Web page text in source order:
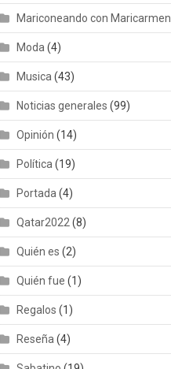
Mariconeando con Maricarmen
Moda (4)
Musica (43)
Noticias generales (99)
Opinión (14)
Política (19)
Portada (4)
Qatar2022 (8)
Quién es (2)
Quién fue (1)
Regalos (1)
Reseña (4)